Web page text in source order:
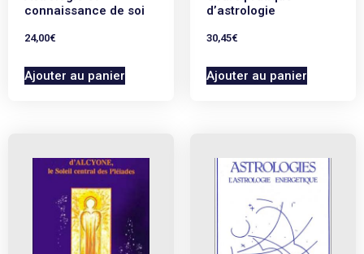
connaissance de soi
24,00€
Ajouter au panier
d’astrologie
30,45€
Ajouter au panier